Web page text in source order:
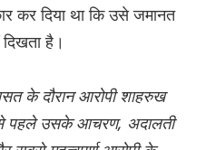
कर दिया था कि उसे जमानत
है।
के दौरान आरोपी शाहरुख
पहले उसके आचरण, अदालती